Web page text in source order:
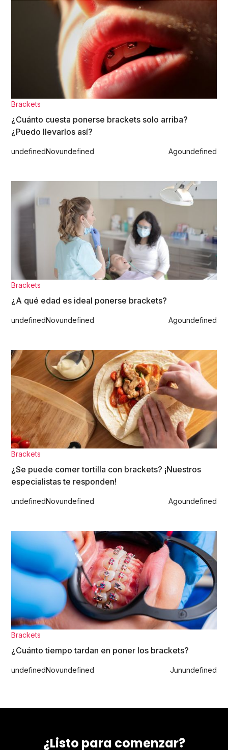
Brackets
¿Cuánto cuesta ponerse brackets solo arriba?
¿Puedo llevarlos así?
undefinedNovundefined Agoundefined
Brackets
¿A qué edad es ideal ponerse brackets?
undefinedNovundefined Agoundefined
Brackets
¿Se puede comer tortilla con brackets? ¡Nuestros
especialistas te responden!
undefinedNovundefined Agoundefined
Brackets
¿Cuánto tiempo tardan en poner los brackets?
undefinedNovundefined Junundefined
¿Listo para comenzar?